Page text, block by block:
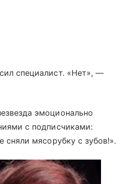
специалист. «Нет», —
эмоционально
с подписчиками:
сняли мясорубку с зубов!».